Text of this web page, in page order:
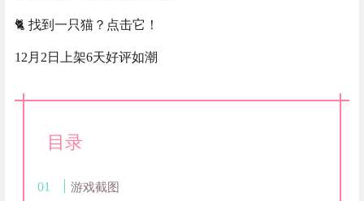
🐈 找到一只猫？点击它！
12月2日上架6天好评如潮
目录
游戏截图